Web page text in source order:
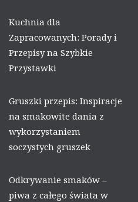
Kuchnia dla
Zapracowanych: Porady i
Przepisy na Szybkie
Przystawki
Gruszki przepis: Inspiracje
na smakowite dania z
wykorzystaniem
soczystych gruszek
Odkrywanie smaków –
piwa z całego świata w